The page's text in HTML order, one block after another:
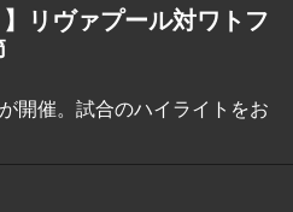
リヴァプール対ワトフ
開催。試合のハイライトをお